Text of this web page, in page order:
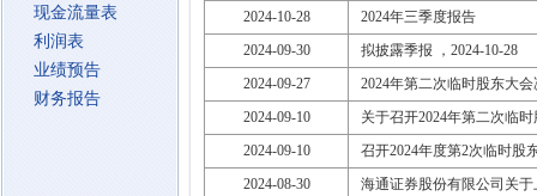
现金流量表
利润表
业绩预告
财务报告
2024-10-28
2024年三季度报告
2024-09-30
拟披露季报 ，2024-10-28
2024-09-27
2024年第二次临时股东大
2024-09-10
关于召开2024年第二次临
2024-09-10
召开2024年度第2次临时股
2024-08-30
海通证券股份有限公司关